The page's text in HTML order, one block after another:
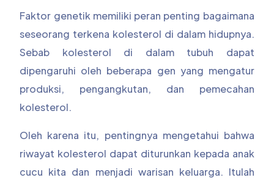
Faktor genetik memiliki peran penting bagaimana
seseorang terkena kolesterol di dalam hidupnya.
Sebab kolesterol di dalam tubuh dapat
dipengaruhi oleh beberapa gen yang mengatur
produksi, pengangkutan, dan pemecahan
kolesterol.
Oleh karena itu, pentingnya mengetahui bahwa
riwayat kolesterol dapat diturunkan kepada anak
cucu kita dan menjadi warisan keluarga. Itulah